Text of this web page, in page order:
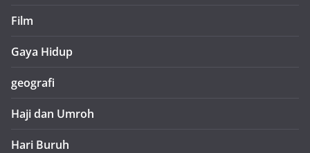
Film
Gaya Hidup
geografi
Haji dan Umroh
Hari Buruh